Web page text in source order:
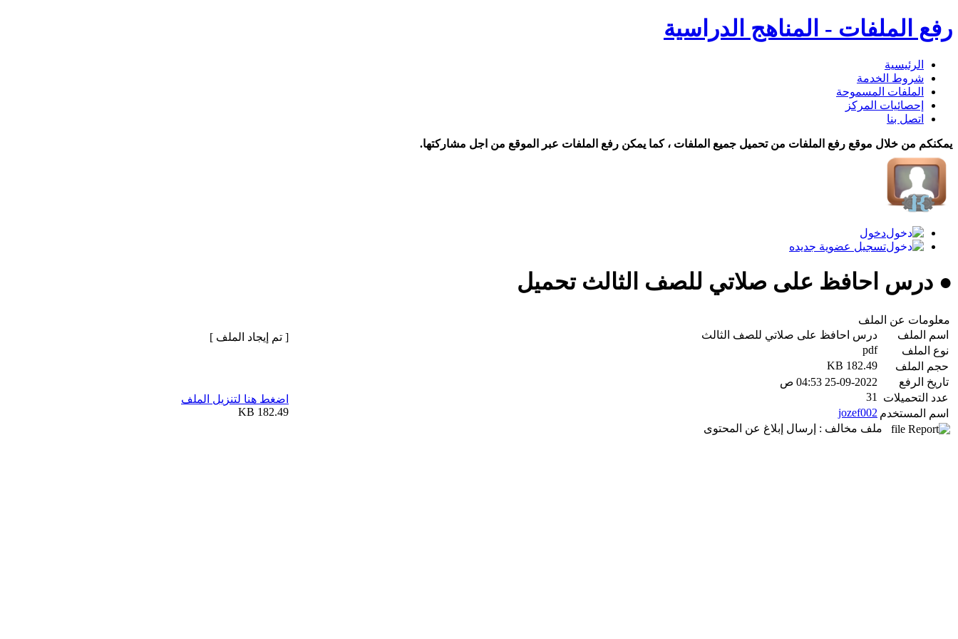
رفع الملفات - المناهج الدراسية
الرئيسية
شروط الخدمة
الملفات المسموحة
إحصائيات المركز
اتصل بنا
يمكنكم من خلال موقع رفع الملفات من تحميل جميع الملفات ، كما يمكن رفع الملفات عبر الموقع من اجل مشاركتها.
دخول
تسجيل عضوية جديده
● درس احافظ على صلاتي للصف الثالث تحميل
معلومات عن الملف
اسم الملف
درس احافظ على صلاتي للصف الثالث
نوع الملف
pdf
حجم الملف
182.49 KB
تاريخ الرفع
25-09-2022 04:53 ص
عدد التحميلات
31
اسم المستخدم jozef002
ملف مخالف : إرسال إبلاغ عن المحتوى
[ تم إيجاد الملف ]
اضغط هنا لتنزيل الملف
182.49 KB